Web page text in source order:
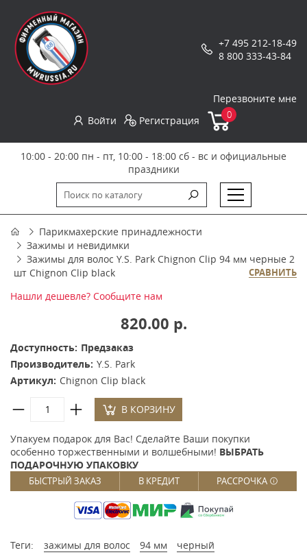
+7 495 212-18-49
8 800 333-43-84
Перезвоните мне
Войти
Регистрация 0
10:00 - 20:00 пн - пт, 10:00 - 18:00 сб - вс и официальные
праздники
Парикмахерские принадлежности
Зажимы и невидимки
Зажимы для волос Y.S. Park Chignon Clip 94 мм черные 2
шт Chignon Clip black
СРАВНИТЬ
Нашли дешевле? Сообщите нам
820.00 р.
Доступность: Предзаказ
Производитель: Y.S. Park
Артикул: Chignon Clip black
В КОРЗИНУ
Упакуем подарок для Вас! Сделайте Ваши покупки
особенно торжественными и волшебными! ВЫБРАТЬ
ПОДАРОЧНУЮ УПАКОВКУ
БЫСТРЫЙ ЗАКАЗ В КРЕДИТ РАССРОЧКА
Теги: зажимы для волос 94 мм черный